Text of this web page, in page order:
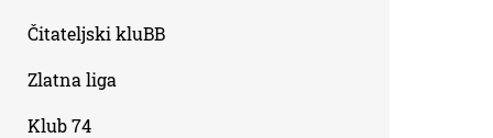
Čitateljski kluBB
Zlatna liga
Klub 74